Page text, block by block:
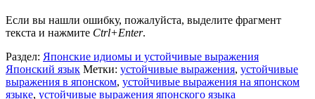
Если вы нашли ошибку, пожалуйста, выделите фрагмент
текста и нажмите Ctrl+Enter.
Раздел: Японские идиомы и устойчивые выражения
Японский язык Метки: устойчивые выражения, устойчивые
выражения в японском, устойчивые выражения на японском
языке, устойчивые выражения японского языка